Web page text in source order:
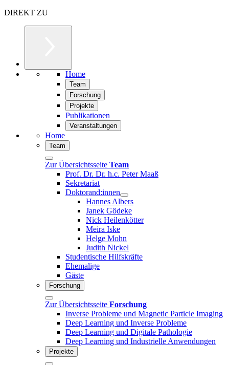
DIREKT ZU
Home
Team
Forschung
Projekte
Publikationen
Veranstaltungen
Home
Team
Zur Übersichtsseite Team
Prof. Dr. Dr. h.c. Peter Maaß
Sekretariat
Doktorand:innen
Hannes Albers
Janek Gödeke
Nick Heilenkötter
Meira Iske
Helge Mohn
Judith Nickel
Studentische Hilfskräfte
Ehemalige
Gäste
Forschung
Zur Übersichtsseite Forschung
Inverse Probleme und Magnetic Particle Imaging
Deep Learning und Inverse Probleme
Deep Learning und Digitale Pathologie
Deep Learning und Industrielle Anwendungen
Projekte